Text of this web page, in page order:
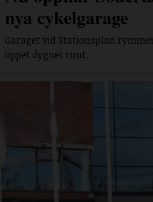
nya cykelgarage
Garaget vid Stationsplan
öppet dygnet runt.